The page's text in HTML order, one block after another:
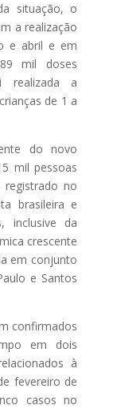
situação, o
a realização
e abril e em
mil doses
realizada a
de 1 a
do novo
mil pessoas
no
brasileira e
inclusive da
crescente
em conjunto
e Santos
confirmados
em dois
à
fevereiro de
casos no